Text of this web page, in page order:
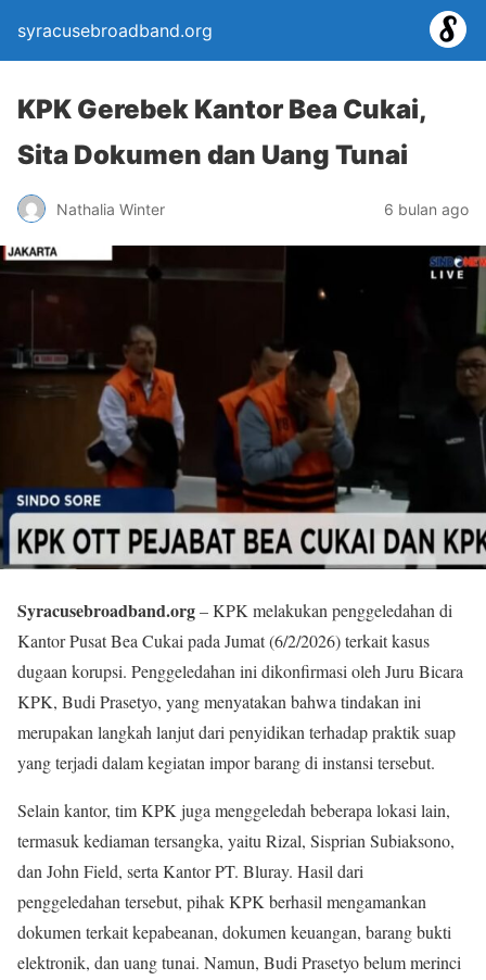
syracusebroadband.org
KPK Gerebek Kantor Bea Cukai,
Sita Dokumen dan Uang Tunai
Nathalia Winter 6 bulan ago
Syracusebroadband.org– KPK melakukan penggeledahan di
Kantor Pusat Bea Cukai pada Jumat (6/2/2026) terkait kasus
dugaan korupsi. Penggeledahan ini dikonfirmasi oleh Juru Bicara
KPK, Budi Prasetyo, yang menyatakan bahwa tindakan ini
merupakan langkah lanjut dari penyidikan terhadap praktik suap
yang terjadi dalam kegiatan impor barang di instansi tersebut.
Selain kantor, tim KPK juga menggeledah beberapa lokasi lain,
termasuk kediaman tersangka, yaitu Rizal, Sisprian Subiaksono,
dan John Field, serta Kantor PT. Bluray. Hasil dari
penggeledahan tersebut, pihak KPK berhasil mengamankan
dokumen terkait kepabeanan, dokumen keuangan, barang bukti
elektronik, dan uang tunai. Namun, Budi Prasetyo belum merinci